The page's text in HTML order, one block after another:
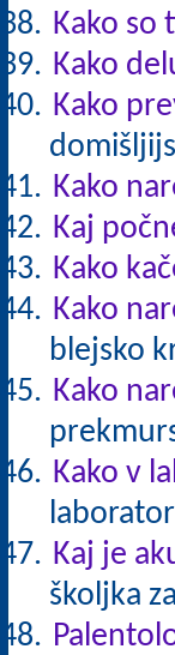
Kako so
Kako
Kako
Kako
Kaj
Kako
Kako
blejsko
Kako
Kako v
Kaj je
školjka